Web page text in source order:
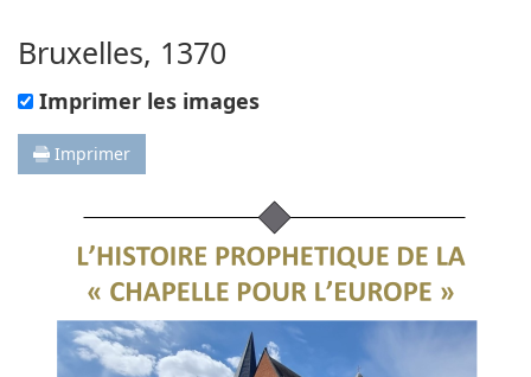
Bruxelles, 1370
Imprimer les images
Imprimer